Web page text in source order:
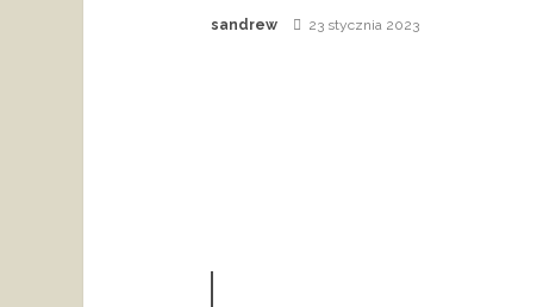
sandrew 23 stycznia 2023